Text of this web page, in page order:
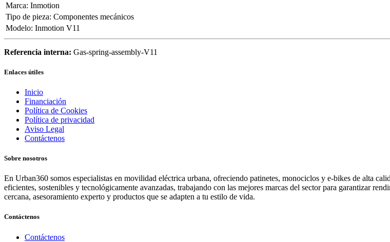
Marca: Inmotion
Tipo de pieza: Componentes mecánicos
Modelo: Inmotion V11
Referencia interna: Gas-spring-assembly-V11
Enlaces útiles
Inicio
Financiación
Política de Cookies
Política de privacidad
Aviso Legal
Contáctenos
Sobre nosotros
En Urban360 somos especialistas en movilidad eléctrica urbana, ofreciendo patinetes, monociclos y e-bikes de alta
eficientes, sostenibles y tecnológicamente avanzadas, trabajando con las mejores marcas del sector para garantizar
cercana, asesoramiento experto y productos que se adapten a tu estilo de vida.
Contáctenos
Contáctenos